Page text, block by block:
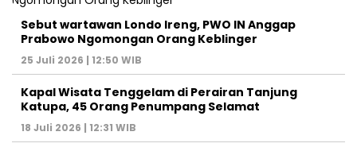
Sebut wartawan Londo Ireng, PWO IN Anggap
Prabowo Ngomongan Orang Keblinger
25 Juli 2026 | 12:50 WIB
Kapal Wisata Tenggelam di Perairan Tanjung
Katupa, 45 Orang Penumpang Selamat
18 Juli 2026 | 12:31 WIB